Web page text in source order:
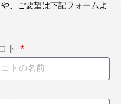
、ご要望は下記フォームよ
ト